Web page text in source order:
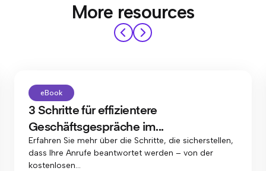
More resources
eBook
3 Schritte für effizientere
Geschäftsgespräche im...
Erfahren Sie mehr über die Schritte, die sicherstellen,
dass Ihre Anrufe beantwortet werden – von der
kostenlosen...